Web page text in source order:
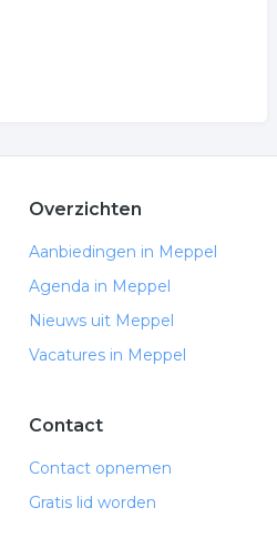
Overzichten
Aanbiedingen in Meppel
Agenda in Meppel
Nieuws uit Meppel
Vacatures in Meppel
Contact
Contact opnemen
Gratis lid worden